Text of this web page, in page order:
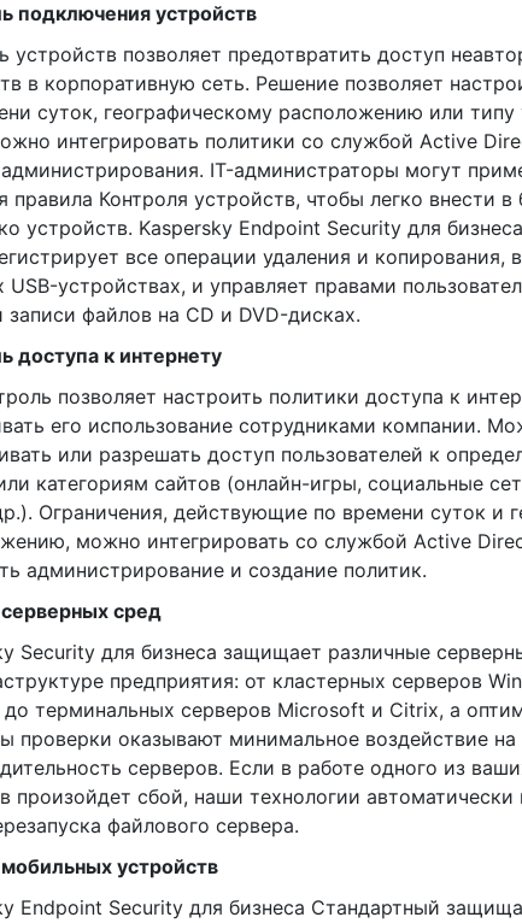
подключения устройств
устройств позволяет предотвратить доступ
в корпоративную сеть. Решение позволяет
суток, географическому расположению или типу
интегрировать политики со службой Active
администрирования. IT-администраторы могут
правила Контроля устройств, чтобы легко внести
устройств. Kaspersky Endpoint Security для
все операции удаления и копирования,
устройствах, и управляет правами
записи файлов на CD и DVD-дисках.
доступа к интернету
позволяет настроить политики доступа к
его использование сотрудниками компании.
или разрешать доступ пользователей к
категориям сайтов (онлайн-игры, социальные
Ограничения, действующие по времени суток и
можно интегрировать со службой Active
администрирование и создание политик.
сред
Security для бизнеса защищает различные
предприятия: от кластерных серверов
до терминальных серверов Microsoft и Citrix, а
проверки оказывают минимальное воздействие на
серверов. Если в работе одного из
произойдет сбой, наши технологии автоматически
файлового сервера.
устройств
Endpoint Security для бизнеса Стандартный